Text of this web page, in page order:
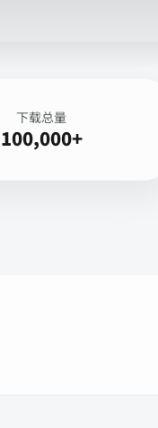
下载总量
100,000+